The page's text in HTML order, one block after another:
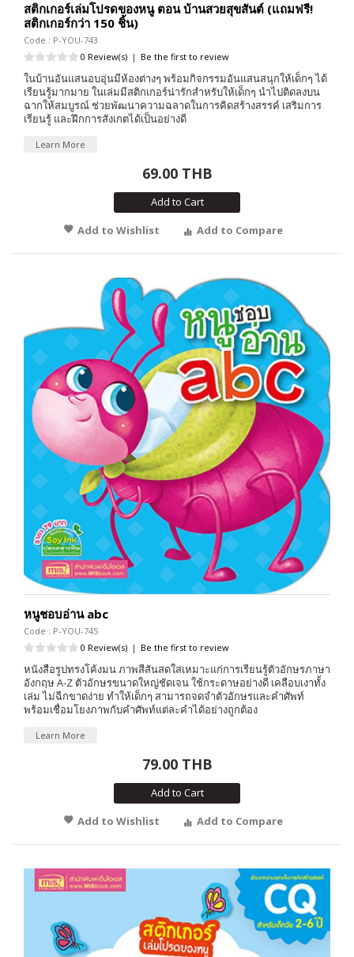
สติกเกอร์เล่มโปรดของหนู ตอน บ้านสวยสุขสันต์ (แถมฟรี!
สติกเกอร์กว่า 150 ชิ้น)
Code : P-YOU-743
0 Review(s) | Be the first to review
ในบ้านอันแสนอบอุ่นมีห้องต่างๆ พร้อมกิจกรรมอันแสนสนุกให้เด็กๆ ได้
เรียนรู้มากมาย ในเล่มมีสติกเกอร์น่ารักสำหรับให้เด็กๆ นำไปติดลงบน
ฉากให้สมบูรณ์ ช่วยพัฒนาความฉลาดในการคิดสร้างสรรค์ เสริมการ
เรียนรู้ และฝึกการสังเกตได้เป็นอย่างดี
Learn More
69.00 THB
Add to Cart
Add to Wishlist
Add to Compare
หนูชอบอ่าน abc
Code : P-YOU-745
0 Review(s) | Be the first to review
หนังสือรูปทรงโค้งมน ภาพสีสันสดใสเหมาะแก่การเรียนรู้ตัวอักษรภาษา
อังกฤษ A-Z ตัวอักษรขนาดใหญ่ชัดเจน ใช้กระดาษอย่างดี เคลือบเงาทั้ง
เล่ม ไม่ฉีกขาดง่าย ทำให้เด็กๆ สามารถจดจำตัวอักษรและคำศัพท์
พร้อมเชื่อมโยงภาพกับคำศัพท์แต่ละคำได้อย่างถูกต้อง
Learn More
79.00 THB
Add to Cart
Add to Wishlist
Add to Compare